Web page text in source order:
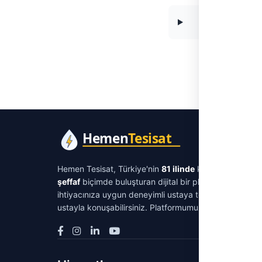
Hemen Tesisat, Türkiye'nin 81 ilinde kimlik ve iletişim
şeffafbiçimde buluşturan dijital bir platformdur. Su
ihtiyacınıza uygun deneyimli ustaya tek tıkla
ustayla konuşabilirsiniz. Platformumuz aracılık ücreti